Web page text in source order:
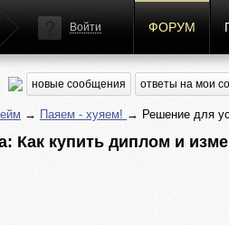
Войти ФОРУМ
новые сообщения ответы на мои
→ Паяем - хуяем! → Решение для
Как купить диплом и